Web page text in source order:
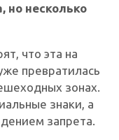
но несколько
что эта на
превратилась
зонах.
знаки, а
запрета.